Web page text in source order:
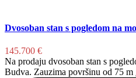
Dvosoban stan s pogledom na
145.700 €
Na prodaju dvosoban stan s
Budva. Zauzima površinu od 75 m